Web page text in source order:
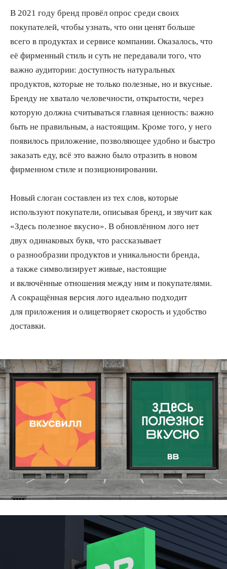
В 2021 году бренд провёл опрос среди своих
покупателей, чтобы узнать, что они ценят больше
всего в продуктах и сервисе компании. Оказалось, что
её фирменный стиль и суть не передавали того, что
важно аудитории: доступность натуральных
продуктов, которые не только полезные, но и вкусные.
Бренду не хватало человечности, открытости, через
которую должна считываться главная ценность: важно
быть не правильным, а настоящим. Кроме того, у него
появилось приложение, позволяющее удобно и быстро
заказать еду, всё это важно было отразить в новом
фирменном стиле и позиционировании.
Новый слоган составлен из тех слов, которые
используют покупатели, описывая бренд, и звучит как
«Здесь полезное вкусно». В обновлённом лого нет
двух одинаковых букв, что рассказывает
о разнообразии продуктов и уникальности бренда,
а также символизирует живые, настоящие
и включённые отношения между ним и покупателями.
А сокращённая версия лого идеально подходит
для приложения и олицетворяет скорость и удобство
доставки.